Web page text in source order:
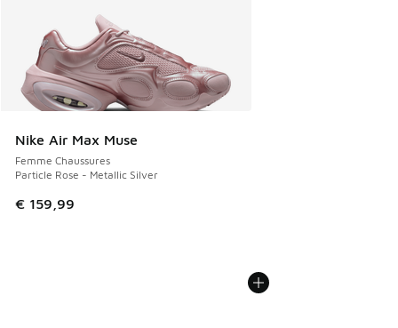
Nike Air Max Muse
Femme Chaussures
Particle Rose - Metallic Silver
€ 159,99